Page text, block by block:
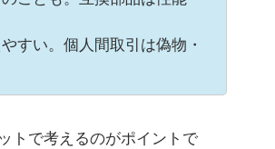
すい。個人間取引は偽物・
トで考えるのがポイントで